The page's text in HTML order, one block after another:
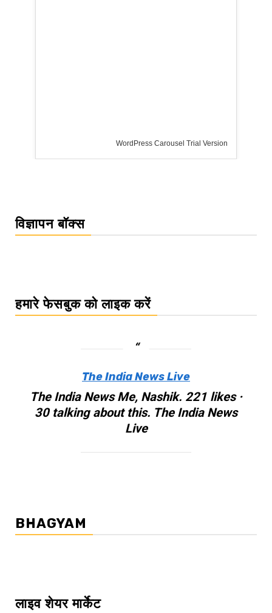
WordPress Carousel Trial Version
विज्ञापन बॉक्स
हमारे फेसबुक को लाइक करें
The India News Live
The India News Me, Nashik. 221 likes ·
30 talking about this. The India News
Live
BHAGYAM
लाइव शेयर मार्केट